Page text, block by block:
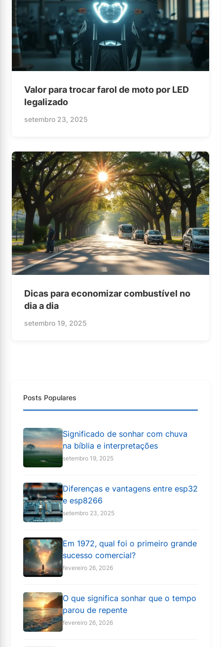
Valor para trocar farol de moto por LED
legalizado
setembro 23, 2025
Dicas para economizar combustível no
dia a dia
setembro 19, 2025
Posts Populares
Significado de sonhar com chuva
na bíblia e interpretações
setembro 19, 2025
Diferenças e vantagens entre esp32
e esp8266
setembro 23, 2025
Em 1972, qual foi o primeiro grande
sucesso comercial?
fevereiro 26, 2026
O que significa sonhar que o tempo
parou de repente
fevereiro 26, 2026